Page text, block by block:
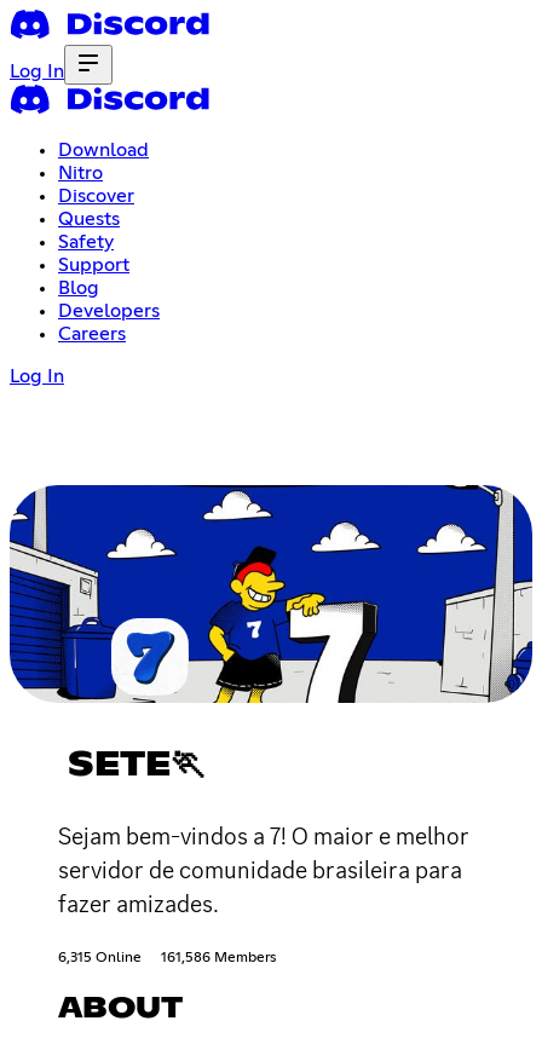
Log In
Download
Nitro
Discover
Quests
Safety
Support
Blog
Developers
Careers
Log In
SETE🏃
Sejam bem-vindos a 7! O maior e melhor
servidor de comunidade brasileira para
fazer amizades.
6,315 Online 161,586 Members
ABOUT